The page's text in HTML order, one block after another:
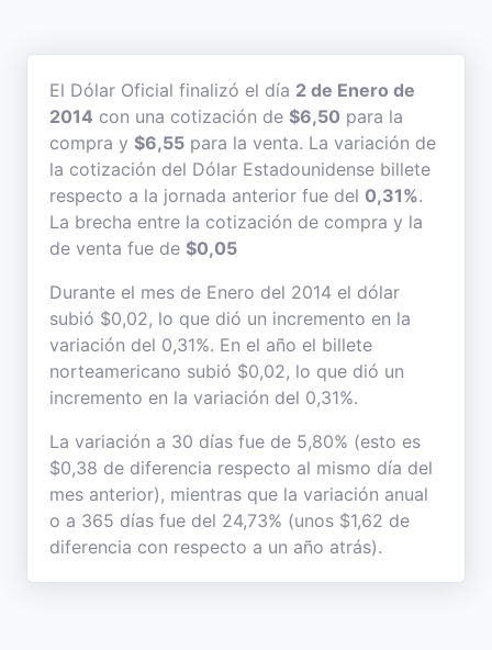
El Dólar Oficial finalizó el día 2 de Enero de
2014 con una cotización de $6,50 para la
compra y $6,55 para la venta. La variación de
la cotización del Dólar Estadounidense billete
respecto a la jornada anterior fue del 0,31%.
La brecha entre la cotización de compra y la
de venta fue de $0,05
Durante el mes de Enero del 2014 el dólar
subió $0,02, lo que dió un incremento en la
variación del 0,31%. En el año el billete
norteamericano subió $0,02, lo que dió un
incremento en la variación del 0,31%.
La variación a 30 días fue de 5,80% (esto es
$0,38 de diferencia respecto al mismo día del
mes anterior), mientras que la variación anual
o a 365 días fue del 24,73% (unos $1,62 de
diferencia con respecto a un año atrás).